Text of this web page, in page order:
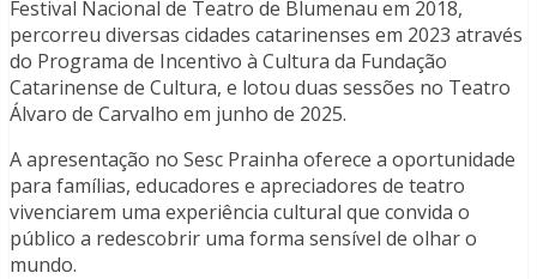
Festival Nacional de Teatro de Blumenau em 2018,
percorreu diversas cidades catarinenses em 2023 através
do Programa de Incentivo à Cultura da Fundação
Catarinense de Cultura, e lotou duas sessões no Teatro
Álvaro de Carvalho em junho de 2025.
A apresentação no Sesc Prainha oferece a oportunidade
para famílias, educadores e apreciadores de teatro
vivenciarem uma experiência cultural que convida o
público a redescobrir uma forma sensível de olhar o
mundo.